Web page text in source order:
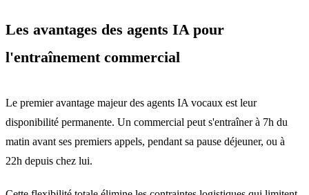
Les avantages des agents IA pour
l'entraînement commercial
Le premier avantage majeur des agents IA vocaux est leur
disponibilité permanente. Un commercial peut s'entraîner à 7h du
matin avant ses premiers appels, pendant sa pause déjeuner, ou à
22h depuis chez lui.